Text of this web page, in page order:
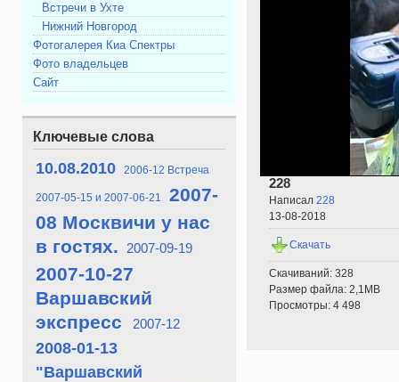
Встречи в Ухте
Нижний Новгород
Фотогалерея Киа Спектры
Фото владельцев
Сайт
Ключевые слова
10.08.2010 2006-12 Встреча
2007-05-15 и 2007-06-21
2007-
08 Москвичи у нас
в гостях.
2007-09-19
2007-10-27
Варшавский
экспресс
2007-12
2008-01-13
"Варшавский
228
Написал 228
13-08-2018
Скачать
Скачиваний: 328
Размер файла: 2,1MB
Просмотры: 4 498